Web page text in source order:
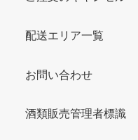
配送エリア一覧
お問い合わせ
酒類販売管理者標識